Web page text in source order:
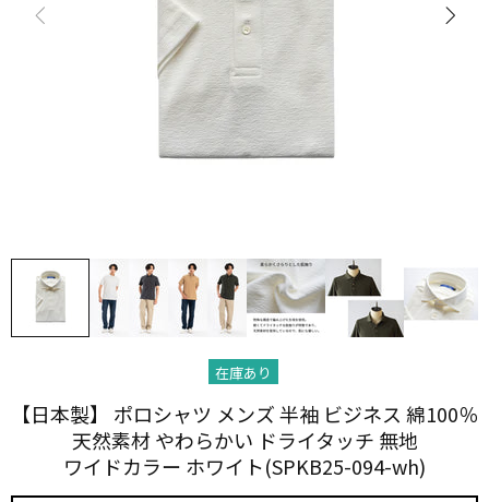
在庫あり
【日本製】 ポロシャツ メンズ 半袖 ビジネス 綿100％
天然素材 やわらかい​ ドライタッチ 無地
ワイドカラー ホワイト(SPKB25-094-wh)